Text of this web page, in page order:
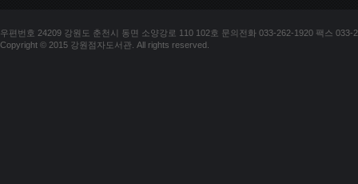
우편번호 24209 강원도 춘천시 동면 소양강로 110 102호 문의전화 033-262-1920 팩스 033-
Copyright © 2015 강원점자도서관. All rights reserved.